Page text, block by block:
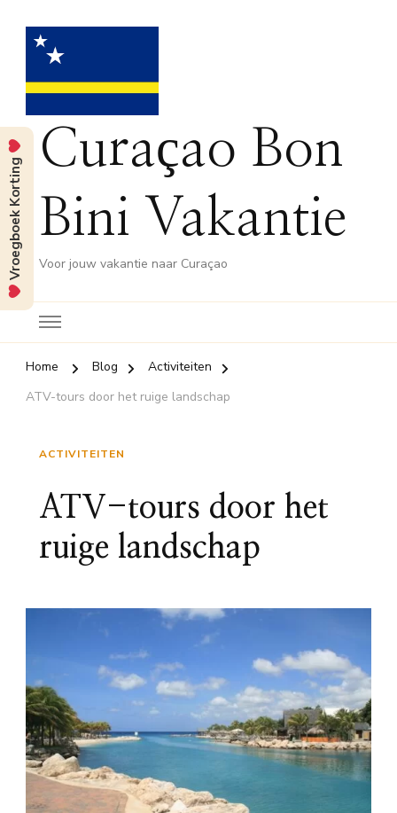
Curaçao Bon
Bini Vakantie
Voor jouw vakantie naar Curaçao
Home Blog
Activiteiten
ATV-tours door het ruige landschap
ACTIVITEITEN
ATV-tours door het
ruige landschap
Vroegboek Korting